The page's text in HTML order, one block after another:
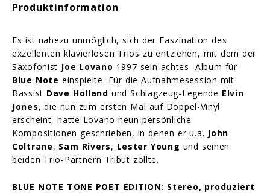
Produktinformation
Es ist nahezu unmöglich, sich der Faszination des
exzellenten klavierlosen Trios zu entziehen, mit dem der
Saxofonist Joe Lovano 1997 sein achtes Album für
Blue Note einspielte. Für die Aufnahmesession mit
Bassist Dave Holland und Schlagzeug-Legende Elvin
Jones, die nun zum ersten Mal auf Doppel-Vinyl
erscheint, hatte Lovano neun persönliche
Kompositionen geschrieben, in denen er u.a. John
Coltrane, Sam Rivers, Lester Young und seinen
beiden Trio-Partnern Tribut zollte.
BLUE NOTE TONE POET EDITION: Stereo, produziert